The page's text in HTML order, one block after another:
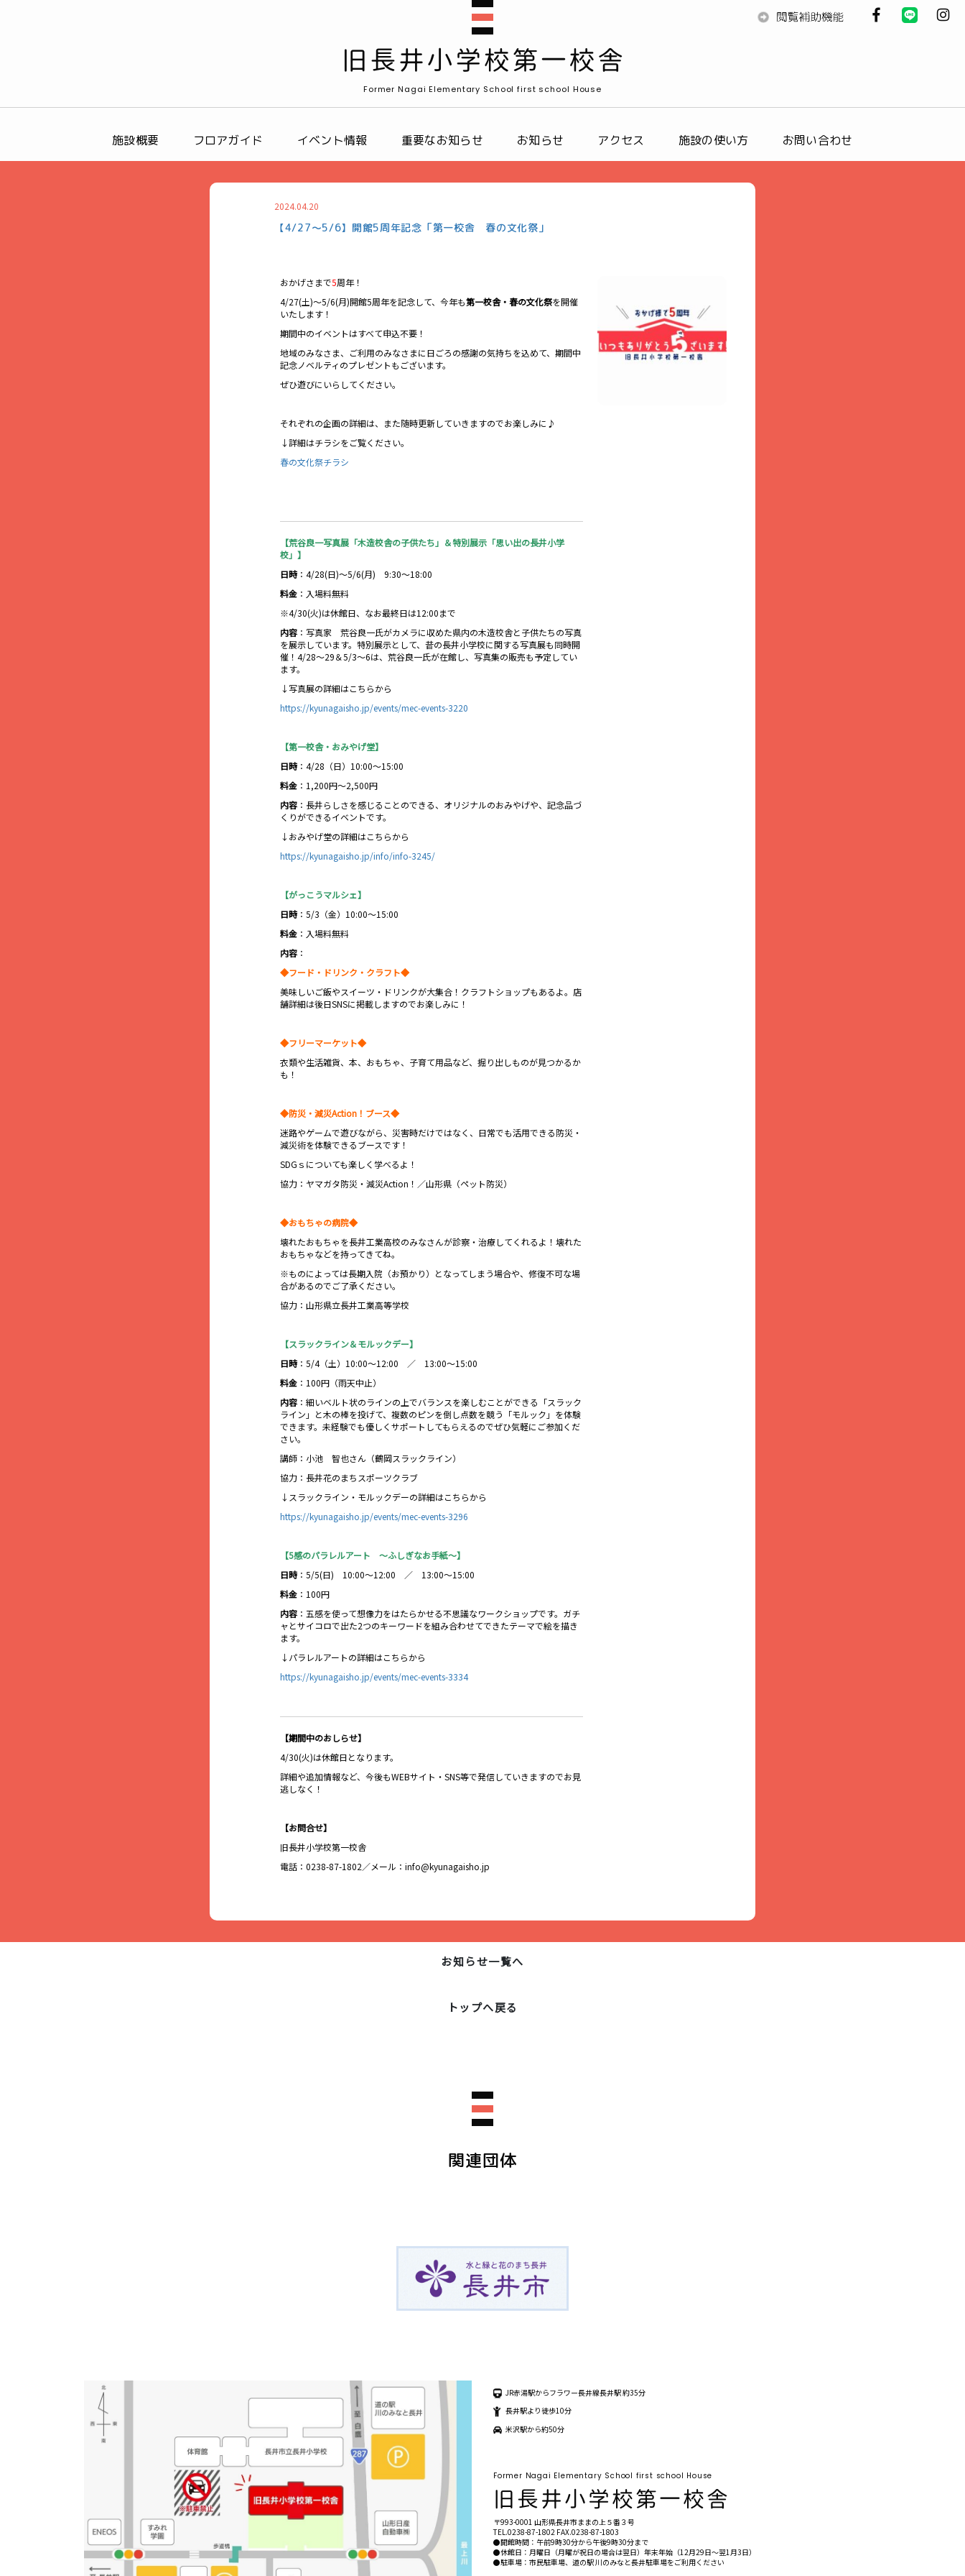
Former Nagai Elementary School first school House
施設概要 フロアガイド イベント情報 重要なお知らせ お知らせ アクセス 施設の使い方 お問い合わせ
2024.04.20
【4/27～5/6】開館5周年記念「第一校舎 春の文化祭」
おかげさまで5周年！
4/27(土)～5/6(月)開館5周年を記念して、今年も第一校舎・春の文化祭を開催
いたします！
期間中のイベントはすべて申込不要！
地域のみなさま、ご利用のみなさまに日ごろの感謝の気持ちを込めて、期間中
記念ノベルティのプレゼントもございます。
ぜひ遊びにいらしてください。
それぞれの企画の詳細は、また随時更新していきますのでお楽しみに♪
↓詳細はチラシをご覧ください。
春の文化祭チラシ
【荒谷良一写真展「木造校舎の子供たち」＆特別展示「思い出の長井小学
校」】
日時 ：4/28(日)～5/6(月) 9:30～18:00
料金 ：入場料無料
※4/30(火)は休館日、なお最終日は12:00まで
内容 ：写真家 荒谷良一氏がカメラに収めた県内の木造校舎と子供たちの写真
を展示しています。特別展示として、昔の長井小学校に関する写真展も同時開
催！4/28～29＆5/3～6は、荒谷良一氏が在館し、写真集の販売も予定してい
ます。
↓写真展の詳細はこちらから
https://kyunagaisho.jp/events/mec-events-3220
【第一校舎・おみやげ堂】
日時 ：4/28（日）10:00～15:00
料金 ：1,200円～2,500円
内容 ：長井らしさを感じることのできる、オリジナルのおみやげや、記念品づ
くりができるイベントです。
↓おみやげ堂の詳細はこちらから
https://kyunagaisho.jp/info/info-3245/
【がっこうマルシェ】
日時 ：5/3（金）10:00～15:00
料金 ：入場料無料
内容 ：
◆フード・ドリンク・クラフト◆
美味しいご飯やスイーツ・ドリンクが大集合！クラフトショップもあるよ。店
舗詳細は後日SNSに掲載しますのでお楽しみに！
◆フリーマーケット◆
衣類や生活雑貨、本、おもちゃ、子育て用品など、掘り出しものが見つかるか
も！
◆防災・減災Action！ブース◆
迷路やゲームで遊びながら、災害時だけではなく、日常でも活用できる防災・
減災術を体験できるブースです！
SDGｓについても楽しく学べるよ！
協力：ヤマガタ防災・減災Action！／山形県（ペット防災）
◆おもちゃの病院◆
壊れたおもちゃを長井工業高校のみなさんが診察・治療してくれるよ！壊れた
おもちゃなどを持ってきてね。
※ものによっては長期入院（お預かり）となってしまう場合や、修復不可な場
合があるのでご了承ください。
協力：山形県立長井工業高等学校
【スラックライン＆モルックデー】
日時 ：5/4（土）10:00～12:00 ／ 13:00～15:00
料金 ：100円（雨天中止）
内容 ：細いベルト状のラインの上でバランスを楽しむことができる「スラック
ライン」と木の棒を投げて、複数のピンを倒し点数を競う「モルック」を体験
できます。未経験でも優しくサポートしてもらえるのでぜひ気軽にご参加くだ
さい。
講師：小池 智也さん（鶴岡スラックライン）
協力：長井花のまちスポーツクラブ
↓スラックライン・モルックデーの詳細はこちらから
https://kyunagaisho.jp/events/mec-events-3296
【5感のパラレルアート ～ふしぎなお手紙～】
日時 ：5/5(日) 10:00～12:00 ／ 13:00～15:00
料金 ：100円
内容 ：五感を使って想像力をはたらかせる不思議なワークショップです。ガチ
ャとサイコロで出た2つのキーワードを組み合わせてできたテーマで絵を描き
ます。
↓パラレルアートの詳細はこちらから
https://kyunagaisho.jp/events/mec-events-3334
【期間中のおしらせ】
4/30(火)は休館日となります。
詳細や追加情報など、今後もWEBサイト・SNS等で発信していきますのでお見
逃しなく！
【お問合せ】
旧長井小学校第一校舎
電話：0238-87-1802／メール：info@kyunagaisho.jp
お知らせ一覧へ
トップへ戻る
関連団体
JR赤湯駅からフラワー長井線長井駅 約35分
長井駅より徒歩10分
米沢駅から約50分
Former Nagai Elementary School first school House
〒993-0001 山形県長井市ままの上５番３号
TEL.0238-87-1802 FAX.0238-87-1803
●開館時間：午前9時30分から午後9時30分まで
●休館日：月曜日（月曜が祝日の場合は翌日）年末年始（12月29日〜翌1月3日）
●駐車場：市民駐車場、道の駅 川のみなと長井駐車場をご利用ください